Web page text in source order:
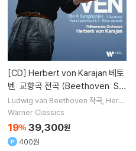
[CD]
벤: 교향곡 전곡 (Beethoven: Sy
mphonies Nos. 1-9)
Ludwig van Beethoven 작곡 Herb
ert von Karajan지휘
Warner Classics
19% 39,300원
400원